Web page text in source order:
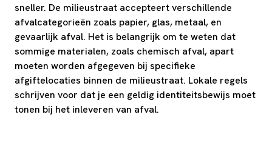
sneller. De milieustraat accepteert verschillende
afvalcategorieën zoals papier, glas, metaal, en
gevaarlijk afval. Het is belangrijk om te weten dat
sommige materialen, zoals chemisch afval, apart
moeten worden afgegeven bij specifieke
afgiftelocaties binnen de milieustraat. Lokale regels
schrijven voor dat je een geldig identiteitsbewijs moet
tonen bij het inleveren van afval.